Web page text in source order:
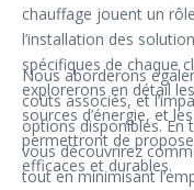
chauffage jouent un
l’installation des
spécifiques de chaque
explorerons en détail
sources d’énergie, et
permettront de
efficaces et durables.
Nous aborderons
coûts associés, et
options disponibles. En
vous découvrirez
tout en minimisant